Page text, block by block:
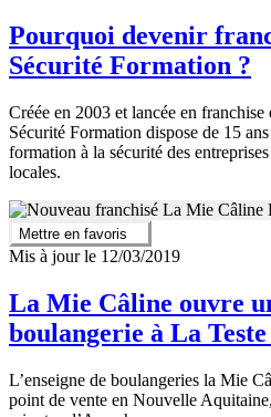
Pourquoi devenir
Sécurité Formation ?
Créée en 2003 et lancée en
Sécurité Formation dispose de 15
formation à la sécurité des
locales.
Mettre en favoris
Mis à jour le 12/03/2019
La Mie Câline ouvre
boulangerie à La
L’enseigne de boulangeries la Mie
point de vente en Nouvelle